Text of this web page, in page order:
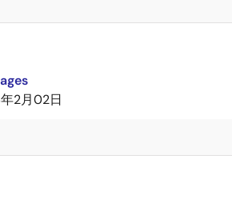
2月02日